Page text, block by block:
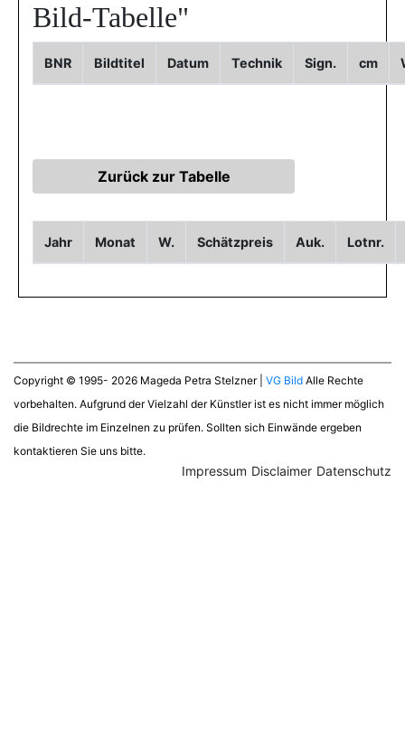
Bild-Tabelle"
BNR Bildtitel Datum Technik Sign. cm
Jahr Monat W. Schätzpreis Auk. Lotnr.
Copyright © 1995- 2026 Mageda Petra Stelzner | VG Bild Alle Rechte
vorbehalten. Aufgrund der Vielzahl der Künstler ist es nicht immer möglich
die Bildrechte im Einzelnen zu prüfen. Sollten sich Einwände ergeben
kontaktieren Sie uns bitte.
Datenschutz
Disclaimer
Impressum